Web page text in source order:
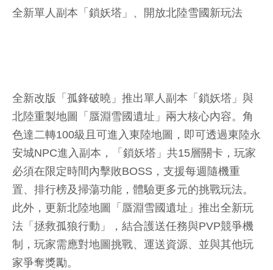
全新單人副本「鎖妖塔」、開放北陸雪國新玩法
全新改版「孤鋒破曉」推出單人副本「鎖妖塔」與
北陸重製地圖「蜃淵雪國遺址」兩大核心內容。角
色達二轉100級且可進入東陸地圖，即可透過東陸永
安城NPC進入副本，「鎖妖塔」共15層關卡，玩家
必須在限定時間內擊敗BOSS，支援每週隨機重
置、排行榜及掃蕩功能，體驗更多元的挑戰玩法。
此外，更新北陸地圖「蜃淵雪國遺址」推出全新玩
法「拯救孤狼行動」，結合護送任務與PVP競爭機
制，玩家需應對地圖挑戰、運送資源、並與其他玩
家爭奪獎勵。